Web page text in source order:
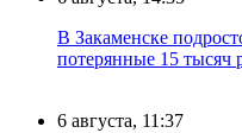
В Закаменске
потерянные 15 тысяч
6 августа, 11:37